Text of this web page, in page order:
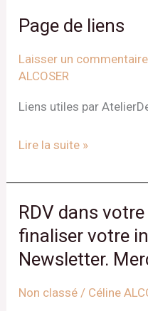
Page de liens
Laisser un commentaire
ALCOSER
Liens utiles par
Page
liens
Lire la suite »
RDV dans
finaliser votre
Newsletter.
Non classé / Céline
RDV
dans
votre
boîte
mail